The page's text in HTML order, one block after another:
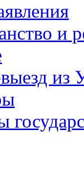
и
из